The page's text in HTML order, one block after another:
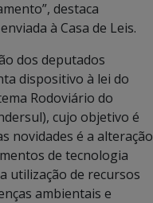
destaca
à Casa de Leis.
dos deputados
dispositivo à lei do
Rodoviário do
cujo objetivo é
novidades é a alteração
de tecnologia
utilização de recursos
ambientais e